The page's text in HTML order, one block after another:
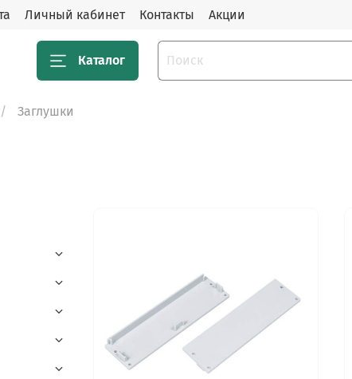
Личный кабинет Контакты Акции
Каталог
Заглушки